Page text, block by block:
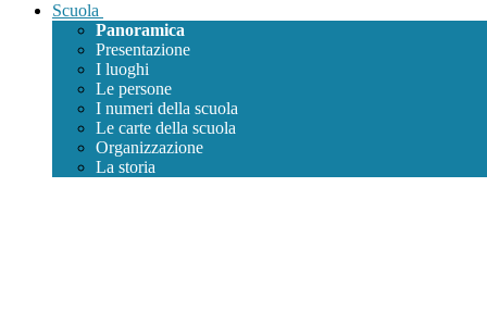
Scuola
Panoramica
Presentazione
I luoghi
Le persone
I numeri della scuola
Le carte della scuola
Organizzazione
La storia